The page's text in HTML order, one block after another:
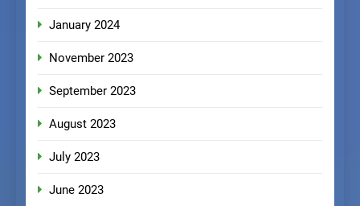
January 2024
November 2023
September 2023
August 2023
July 2023
June 2023